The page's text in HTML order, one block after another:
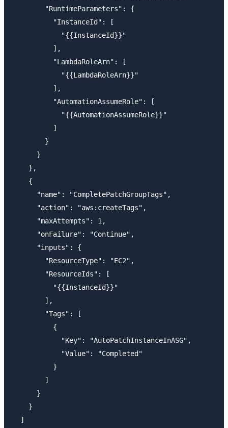
        "RuntimeParameters": {
          "InstanceId": [
            "{{InstanceId}}"
          ],
          "LambdaRoleArn": [
            "{{LambdaRoleArn}}"
          ],
          "AutomationAssumeRole": [
            "{{AutomationAssumeRole}}"
          ]
        }
      }
    },
    {
      "name": "CompletePatchGroupTags",
      "action": "aws:createTags",
      "maxAttempts": 1,
      "onFailure": "Continue",
      "inputs": {
        "ResourceType": "EC2",
        "ResourceIds": [
          "{{InstanceId}}"
        ],
        "Tags": [
          {
            "Key": "AutoPatchInstanceInASG",
            "Value": "Completed"
          }
        ]
      }
    }
  ]